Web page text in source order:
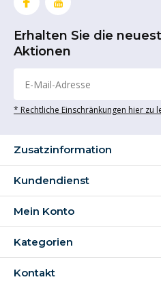
Erhalten Sie die
Aktionen
* Rechtliche Einschränkungen hier zu
Zusatzinformation
Kundendienst
Mein Konto
Kategorien
Kontakt